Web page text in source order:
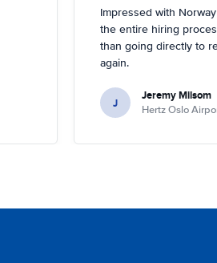
Impressed with
the entire hiring
than going directly to
again.
J Jeremy Milsom
Hertz Oslo